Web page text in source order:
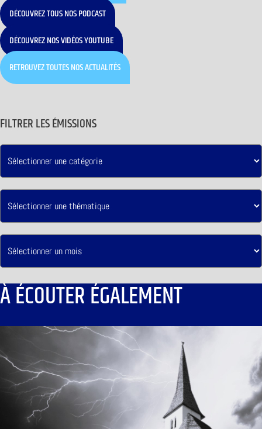
DÉCOUVREZ TOUS NOS PODCAST
DÉCOUVREZ NOS VIDÉOS YOUTUBE
RETROUVEZ TOUTES NOS ACTUALITÉS
FILTRER LES ÉMISSIONS
À ÉCOUTER ÉGALEMENT